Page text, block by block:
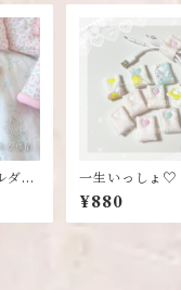
ダ
一生いっしょ♡
¥880